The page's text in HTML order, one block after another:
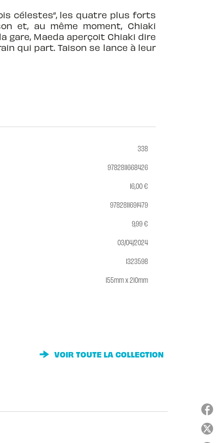
célestes”, les quatre plus forts
et, au même moment, Chiaki
gare, Maeda aperçoit Chiaki dire
qui part. Taison se lance à leur
338
9782811668426
16,00 €
9782811691479
9,99 €
03/04/2024
1323598
155mm x 210mm
VOIR TOUTE LA COLLECTION